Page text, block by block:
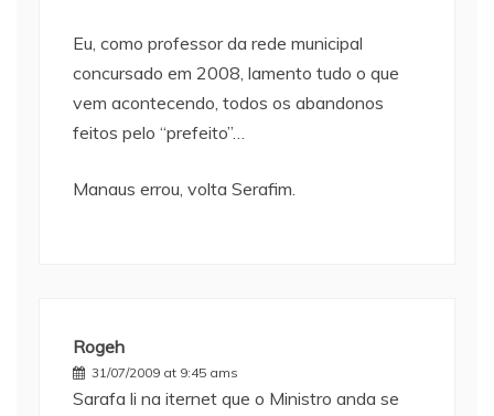
Eu, como professor da rede municipal
concursado em 2008, lamento tudo o que
vem acontecendo, todos os abandonos
feitos pelo “prefeito”…
Manaus errou, volta Serafim.
Rogeh
31/07/2009 at 9:45 ams
Sarafa li na iternet que o Ministro anda se